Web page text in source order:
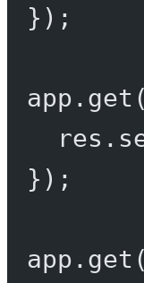
});
app. get (
res.
});
app. get (